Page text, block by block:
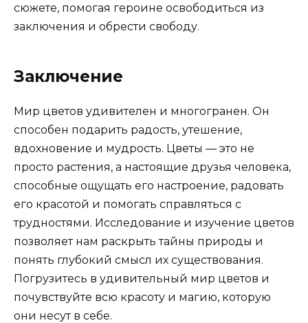
сюжете, помогая героине освободиться из
заключения и обрести свободу.
Заключение
Мир цветов удивителен и многогранен. Он
способен подарить радость, утешение,
вдохновение и мудрость. Цветы — это не
просто растения, а настоящие друзья человека,
способные ощущать его настроение, радовать
его красотой и помогать справляться с
трудностями. Исследование и изучение цветов
позволяет нам раскрыть тайны природы и
понять глубокий смысл их существования.
Погрузитесь в удивительный мир цветов и
почувствуйте всю красоту и магию, которую
они несут в себе.